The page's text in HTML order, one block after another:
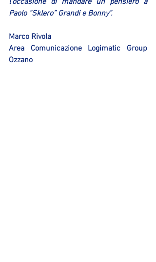
l’occasione di mandare un pensiero a
Paolo “Sklero” Grandi e Bonny”.
Marco Rivola
Area Comunicazione Logimatic Group
Ozzano